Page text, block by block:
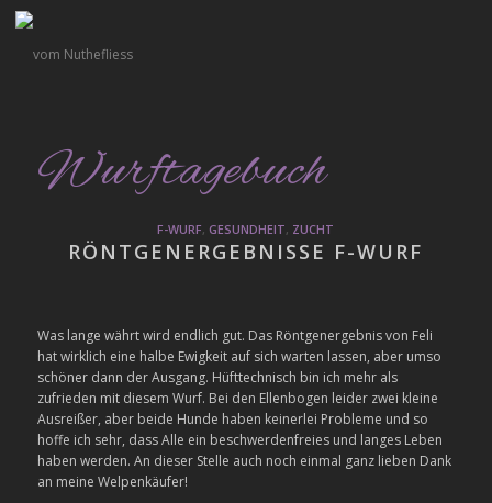
Wurftagebuch
F-WURF, GESUNDHEIT, ZUCHT
RÖNTGENERGEBNISSE F-WURF
Was lange währt wird endlich gut. Das Röntgenergebnis von Feli
hat wirklich eine halbe Ewigkeit auf sich warten lassen, aber umso
schöner dann der Ausgang. Hüfttechnisch bin ich mehr als
zufrieden mit diesem Wurf. Bei den Ellenbogen leider zwei kleine
Ausreißer, aber beide Hunde haben keinerlei Probleme und so
hoffe ich sehr, dass Alle ein beschwerdenfreies und langes Leben
haben werden. An dieser Stelle auch noch einmal ganz lieben Dank
an meine Welpenkäufer!